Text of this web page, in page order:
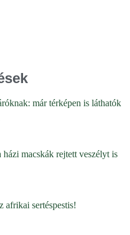
már térképen is láthatók
macskák rejtett veszélyt is
afrikai sertéspestis!